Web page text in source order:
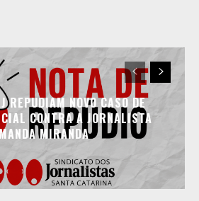
REPUDIAM NOVO CASO DE
CONTRA A JORNALISTA
MIRANDA